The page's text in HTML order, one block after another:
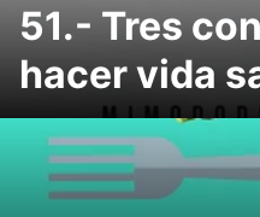
51.- Tres
hacer vida